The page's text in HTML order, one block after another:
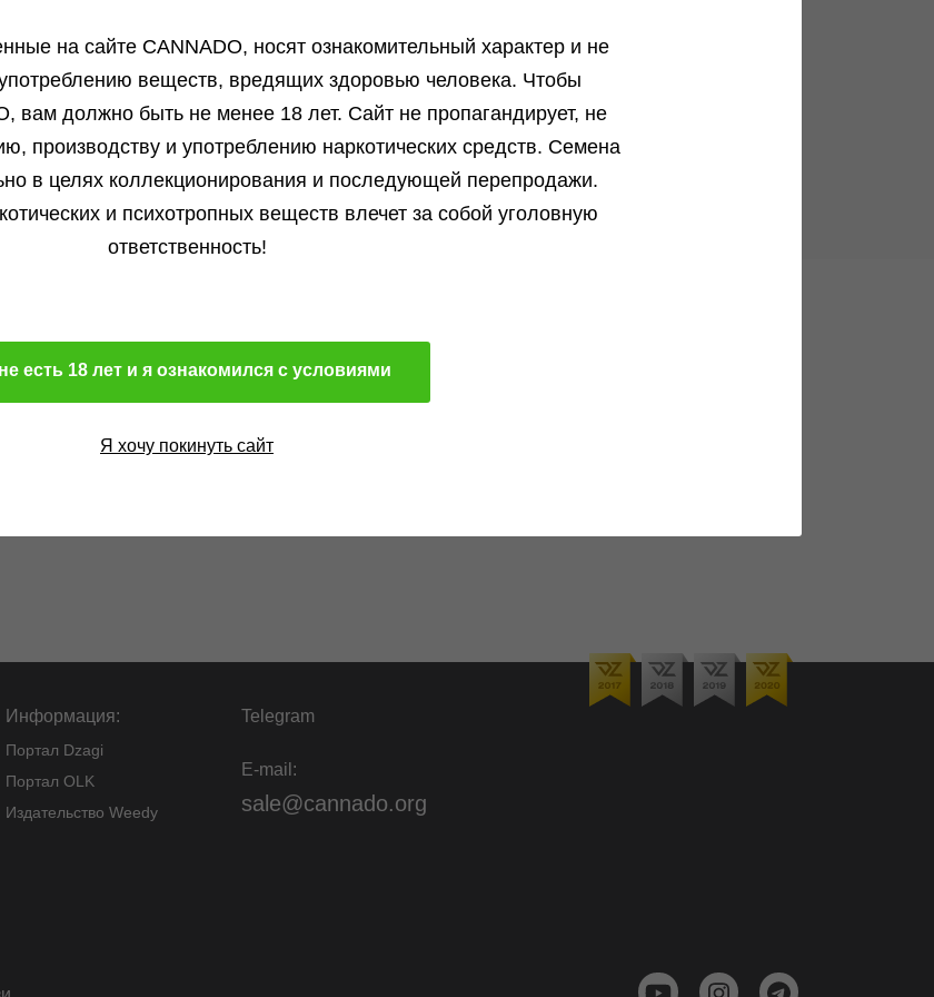
Все отзывы Все записи
Персональная
Информация:
Портал Dzagi
Портал OLK
Издательство Weedy
Telegram
E-mail:
sale@cannado.org
на сайте СANNADO, носят ознакомительный характер и не
веществ, вредящих здоровью человека. Чтобы
вам должно быть не менее 18 лет. Сайт не пропагандирует, не
производству и употреблению наркотических средств. Семена
в целях коллекционирования и последующей перепродажи.
и психотропных веществ влечет за собой уголовную
ответственность!
есть 18 лет и я ознакомился с условиями
Я хочу покинуть сайт